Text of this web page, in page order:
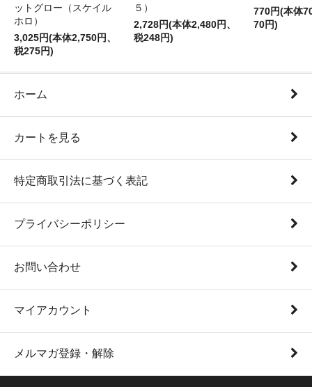
ットグロー（スケイル
ホロ）
3,025円(本体2,750円、
税275円)
５）
2,728円(本体2,480円、
税248円)
770円(本体
70円)
ホーム
カートを見る
特定商取引法に基づく表記
プライバシーポリシー
お問い合わせ
マイアカウント
メルマガ登録・解除